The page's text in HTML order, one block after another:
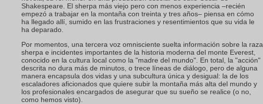
Shakespeare. El sherpa más viejo pero con menos experiencia –recién
empezó a trabajar en la montaña con treinta y tres años– piensa en cómo
ha llegado allí, sumido en las frustraciones y resentimientos que su vida le
ha deparado.
Por momentos, una tercera voz omnisciente suelta información sobre la raza
sherpa e incidentes importantes de la historia moderna del monte Everest,
conocido en la cultura local como la "madre del mundo". En total, la "acción"
descrita no dura más de minutos, o trece líneas de diálogo, pero de alguna
manera encapsula dos vidas y una subcultura única y desigual: la de los
escaladores aficionados que quiere subir la montaña más alta del mundo y
los profesionales encargados de asegurar que su sueño se realice (o no,
como hemos visto).